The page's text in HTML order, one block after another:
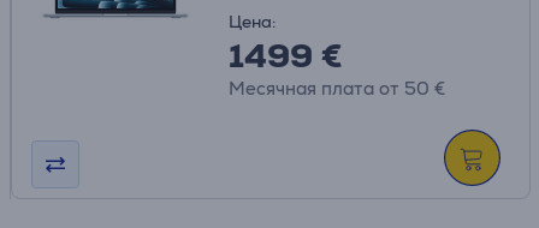
Цена:
1499 €
Месячная плата от 50 €